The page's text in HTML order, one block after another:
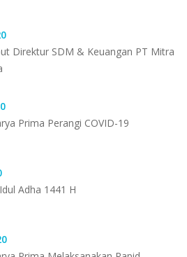
Direktur SDM & Keuangan PT Mitra
Prima Perangi COVID-19
Adha 1441 H